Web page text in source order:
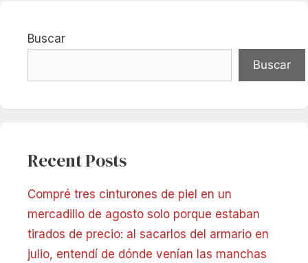
Buscar
Buscar
Recent Posts
Compré tres cinturones de piel en un
mercadillo de agosto solo porque estaban
tirados de precio: al sacarlos del armario en
julio, entendí de dónde venían las manchas